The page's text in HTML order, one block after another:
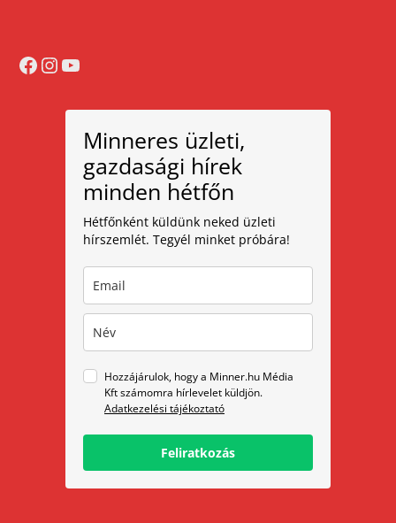
Facebook
Instagram
YouTube
Minneres üzleti,
gazdasági hírek
minden hétfőn
Hétfőnként küldünk neked üzleti
hírszemlét. Tegyél minket próbára!
Hozzájárulok, hogy a Minner.hu Média
Kft számomra hírlevelet küldjön.
Adatkezelési tájékoztató
Feliratkozás